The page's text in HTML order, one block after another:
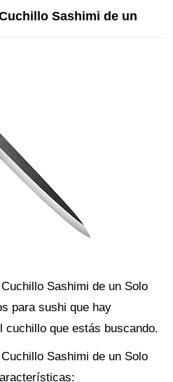
Sashimi de un
Sashimi de un Solo
para sushi que hay
cuchillo que estás buscando.
Sashimi de un Solo